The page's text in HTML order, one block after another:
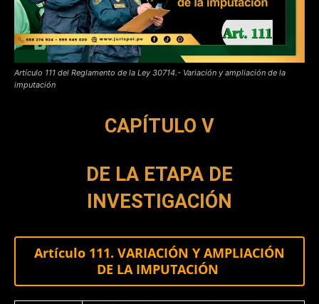
Artículo 111 del Reglamento de la Ley 30714.- Variación y ampliación de la
imputación
CAPÍTULO V
DE LA ETAPA DE
INVESTIGACIÓN
Artículo 111. VARIACIÓN Y AMPLIACIÓN
DE LA IMPUTACIÓN